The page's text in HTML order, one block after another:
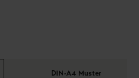
DIN-A4 Muster